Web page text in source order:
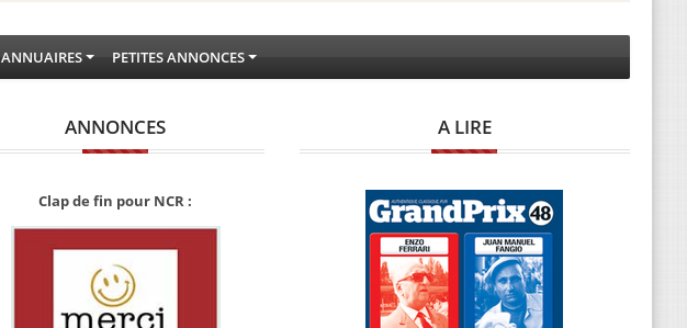
ANNUAIRES PETITES ANNONCES
ANNONCES
Clap de fin pour NCR :
A LIRE